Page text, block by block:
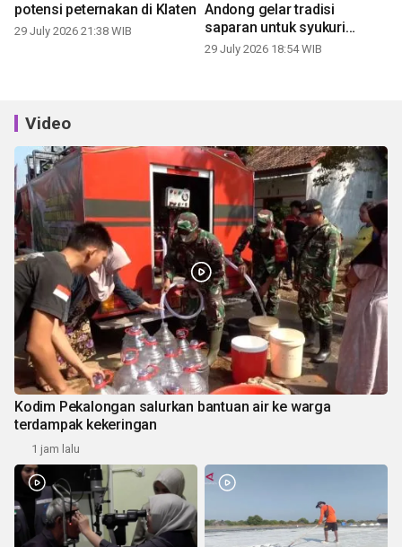
potensi peternakan di Klaten
29 July 2026 21:38 WIB
Andong gelar tradisi
saparan untuk syukuri
panen
29 July 2026 18:54 WIB
Video
Kodim Pekalongan salurkan bantuan air ke warga
terdampak kekeringan
1 jam lalu